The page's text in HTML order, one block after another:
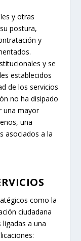
y otras
postura,
y
y se
establecidos
de los servicios
no ha disipado
una mayor
una
asociados a la
como la
ciudadana
a una